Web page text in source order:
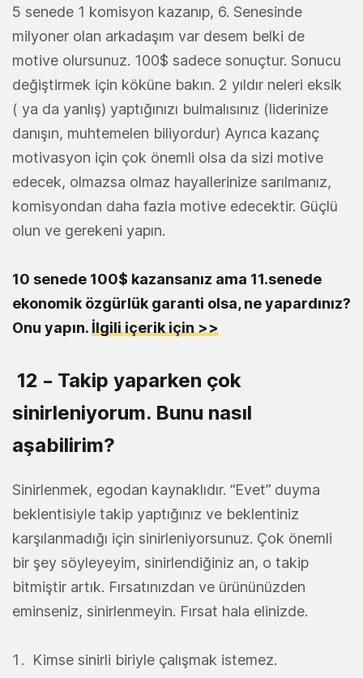
5 senede 1 komisyon kazanıp, 6. Senesinde
milyoner olan arkadaşım var desem belki de
motive olursunuz. 100$ sadece sonuçtur. Sonucu
değiştirmek için köküne bakın. 2 yıldır neleri eksik
( ya da yanlış) yaptığınızı bulmalısınız (liderinize
danışın, muhtemelen biliyordur) Ayrıca kazanç
motivasyon için çok önemli olsa da sizi motive
edecek, olmazsa olmaz hayallerinize sarılmanız,
komisyondan daha fazla motive edecektir. Güçlü
olun ve gerekeni yapın.
10 senede 100$ kazansanız ama 11.senede
ekonomik özgürlük garanti olsa, ne yapardınız?
Onu yapın. İlgili içerik için >>
12 – Takip yaparken çok
sinirleniyorum. Bunu nasıl
aşabilirim?
Sinirlenmek, egodan kaynaklıdır. “Evet” duyma
beklentisiyle takip yaptığınız ve beklentiniz
karşılanmadığı için sinirleniyorsunuz. Çok önemli
bir şey söyleyeyim, sinirlendiğiniz an, o takip
bitmiştir artık. Fırsatınızdan ve ürününüzden
eminseniz, sinirlenmeyin. Fırsat hala elinizde.
Kimse sinirli biriyle çalışmak istemez.